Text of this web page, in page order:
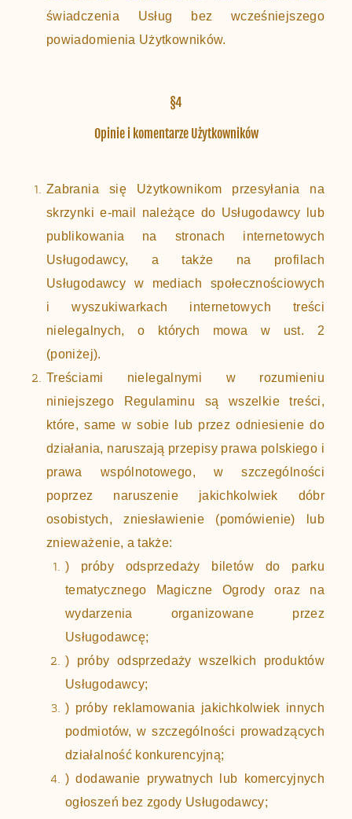
świadczenia Usług bez wcześniejszego
powiadomienia Użytkowników.
§4
Opinie i komentarze Użytkowników
Zabrania się Użytkownikom przesyłania na
skrzynki e-mail należące do Usługodawcy lub
publikowania na stronach internetowych
Usługodawcy, a także na profilach
Usługodawcy w mediach społecznościowych
i wyszukiwarkach internetowych treści
nielegalnych, o których mowa w ust. 2
(poniżej).
Treściami nielegalnymi w rozumieniu
niniejszego Regulaminu są wszelkie treści,
które, same w sobie lub przez odniesienie do
działania, naruszają przepisy prawa polskiego i
prawa wspólnotowego, w szczególności
poprzez naruszenie jakichkolwiek dóbr
osobistych, zniesławienie (pomówienie) lub
znieważenie, a także:
) próby odsprzedaży biletów do parku
tematycznego Magiczne Ogrody oraz na
wydarzenia organizowane przez
Usługodawcę;
) próby odsprzedaży wszelkich produktów
Usługodawcy;
) próby reklamowania jakichkolwiek innych
podmiotów, w szczególności prowadzących
działalność konkurencyjną;
) dodawanie prywatnych lub komercyjnych
ogłoszeń bez zgody Usługodawcy;